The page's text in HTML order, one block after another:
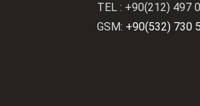
TEL : +90(212) 497
GSM: +90(532) 730